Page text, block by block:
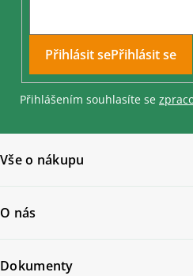
Přihlásit se
Přihlášením souhlasíte se
Vše o nákupu
O nás
Dokumenty